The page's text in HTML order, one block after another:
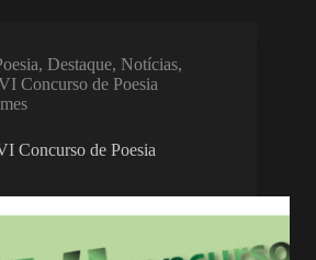
, Destaque, Notícias,
Concurso de Poesia
Concurso de Poesia